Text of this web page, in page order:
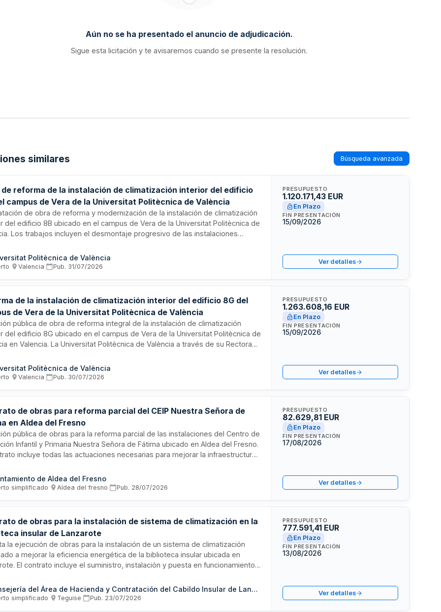
Aún no se ha presentado el anuncio de adjudicación.
Sigue esta licitación y te avisaremos cuando se presente la resolución.
similares Búsqueda avanzada
de reforma de la instalación de climatización interior del edificio
campus de Vera de la Universitat Politècnica de València
de obra de reforma y modernización de la instalación de climatización
del edificio 8B ubicado en el campus de Vera de la Universitat Politècnica de
Los trabajos incluyen el desmontaje progresivo de las instalaciones
de nuevos sistemas de refrigeración y calefacción. El proyecto
la sustitución de enfriadoras aire-agua, fancoils y recuperadores de
minimizando la afección al funcionamiento normal del edificio.
Politècnica de València
· Valencia· Pub. 31/07/2026
PRESUPUESTO
1.120.171,43 EUR
En Plazo
FIN PRESENTACIÓN
15/09/2026
Ver detalles
de la instalación de climatización interior del edificio 8G del
de Vera de la Universitat Politècnica de València
pública de obra de reforma integral de la instalación de climatización
del edificio 8G ubicado en el campus de Vera de la Universitat Politècnica de
en Valencia. La Universitat Politècnica de València a través de su Rectorado
y ventilación del edificio. El importe de la obra asciende a 1.263.608,16
Se trata de trabajos de instalación y reforma de sistemas mecánicos en
Politècnica de València
· Valencia· Pub. 30/07/2026
PRESUPUESTO
1.263.608,16 EUR
En Plazo
FIN PRESENTACIÓN
15/09/2026
Ver detalles
de obras para reforma parcial del CEIP Nuestra Señora de
en Aldea del Fresno
pública de obras para la reforma parcial de las instalaciones del Centro de
Infantil y Primaria Nuestra Señora de Fátima ubicado en Aldea del Fresno.
incluye todas las actuaciones necesarias para mejorar la infraestructura
y demolición requeridos por normativa. Se trata de una obra completa
de entrega al uso general sin perjuicio de futuras ampliaciones.
de Aldea del Fresno
simplificado· Aldea del fresno· Pub. 28/07/2026
PRESUPUESTO
82.629,81 EUR
En Plazo
FIN PRESENTACIÓN
17/08/2026
Ver detalles
de obras para la instalación de sistema de climatización en la
insular de Lanzarote
la ejecución de obras para la instalación de un sistema de climatización
a mejorar la eficiencia energética de la biblioteca insular ubicada en
El contrato incluye el suministro, instalación y puesta en funcionamiento
para la correcta ejecución del proyecto. La entidad contratante es
de la dirección facultativa y supervisión de los trabajos, conforme a la
Consejería del Área de Hacienda y Contratación del Cabildo Insular de Lanzarote
simplificado· Teguise· Pub. 23/07/2026
PRESUPUESTO
777.591,41 EUR
En Plazo
FIN PRESENTACIÓN
13/08/2026
Ver detalles